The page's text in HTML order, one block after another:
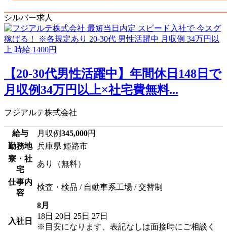
シルバー求人
【20-30代男性活躍中】年間休日148日で
月収例34万円以上×社宅費無料...
フジアルテ株式会社
給与 月収例345,000円
勤務地 兵庫県 姫路市
寮・社
宅
あり（無料）
仕事内
容
検査・検品 / 自動車系工場 / 交替制
入社日
8月
18日 20日 25日 27日
※目安になります、表記なしは面接時にご相談く